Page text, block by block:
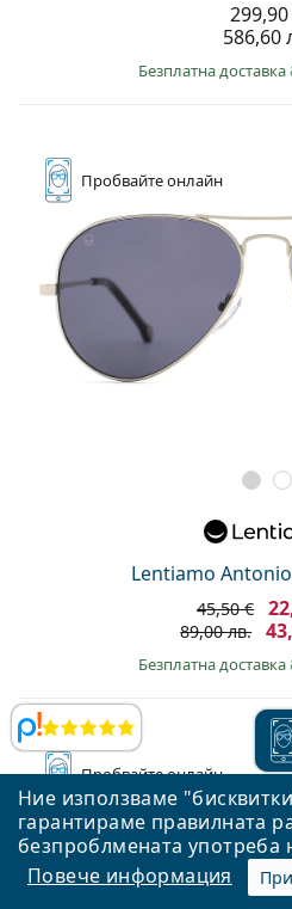
Ние използваме
гарантираме правилната
безпроблмената употреба
Повече информация
Прегледи
586,60
Безплатна доставка
Пробвайтеонлайн
Lentiamo
45,50 €
89,00 лв.
Безплатна доставка
Пробвайтеонлайн